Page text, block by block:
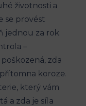
životnosti a
se provést
jednou za rok.
–
zda
koroze.
který vám
a zda je síla